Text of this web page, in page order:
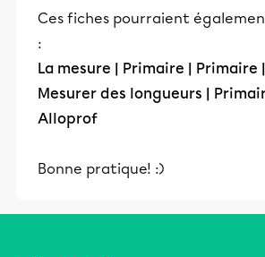
Ces fiches pourraient
:
La mesure | Primaire |
Mesurer des longueurs |
Alloprof
Bonne pratique! :)